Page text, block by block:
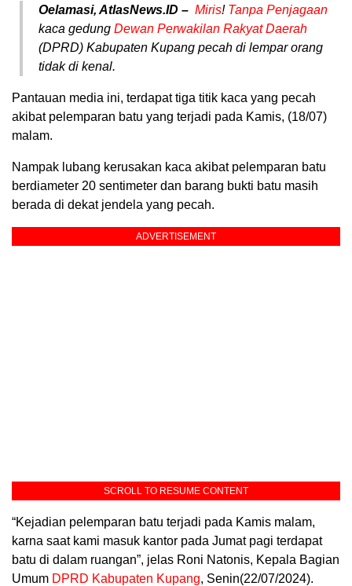
Oelamasi, AtlasNews.ID – Miris! Tanpa Penjagaan
kaca gedung Dewan Perwakilan Rakyat Daerah
(DPRD) Kabupaten Kupang pecah di lempar orang
tidak di kenal.
Pantauan media ini, terdapat tiga titik kaca yang pecah
akibat pelemparan batu yang terjadi pada Kamis, (18/07)
malam.
Nampak lubang kerusakan kaca akibat pelemparan batu
berdiameter 20 sentimeter dan barang bukti batu masih
berada di dekat jendela yang pecah.
ADVERTISEMENT
SCROLL TO RESUME CONTENT
“Kejadian pelemparan batu terjadi pada Kamis malam,
karna saat kami masuk kantor pada Jumat pagi terdapat
batu di dalam ruangan”, jelas Roni Natonis, Kepala Bagian
Umum DPRD Kabupaten Kupang, Senin(22/07/2024).